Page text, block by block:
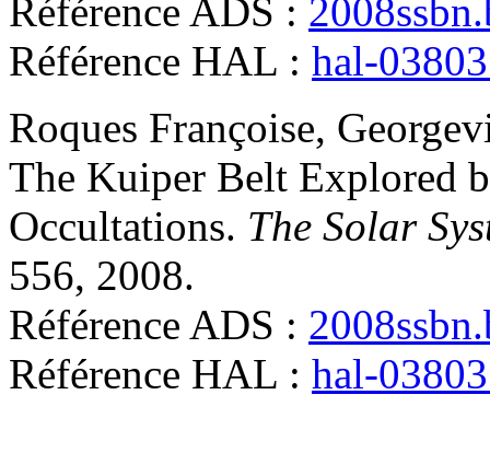
Référence ADS :
Référence HAL : hal-
Roques Françoise,
The Kuiper Belt Explored
Occultations. The Solar
556, 2008.
Référence ADS :
Référence HAL : hal-